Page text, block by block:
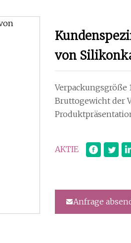
von
Verpackungsgröße
Bruttogewicht der
AKTIE
Anfrage